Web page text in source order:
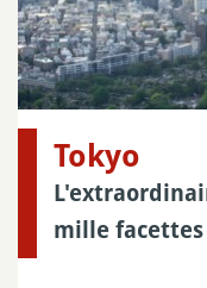
Tokyo
mille facettes